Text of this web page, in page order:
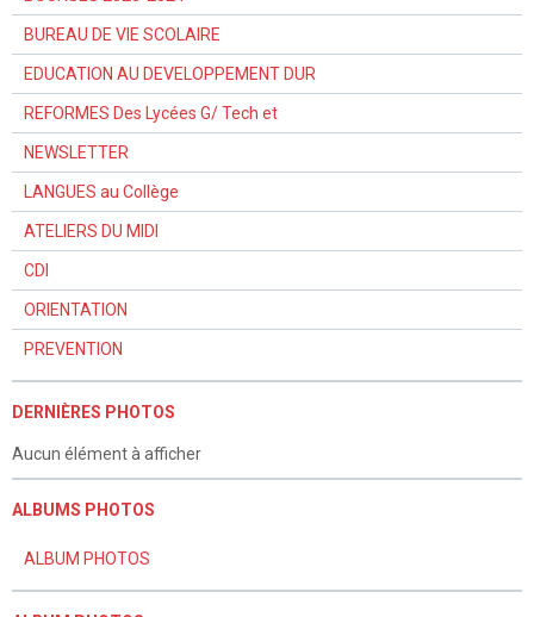
BUREAU DE VIE SCOLAIRE
EDUCATION AU DEVELOPPEMENT DUR
REFORMES Des Lycées G/ Tech et
NEWSLETTER
LANGUES au Collège
ATELIERS DU MIDI
CDI
ORIENTATION
PREVENTION
DERNIÈRES PHOTOS
Aucun élément à afficher
ALBUMS PHOTOS
ALBUM PHOTOS